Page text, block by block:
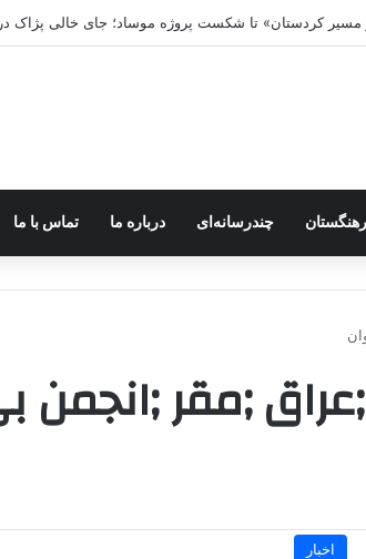
مسیر کردستان» تا شکست پروژه موساد؛ جای خالی پژاک
چندرسانه‌ای درباره ما تماس با ما
;مقر ;انجمن
اخبار